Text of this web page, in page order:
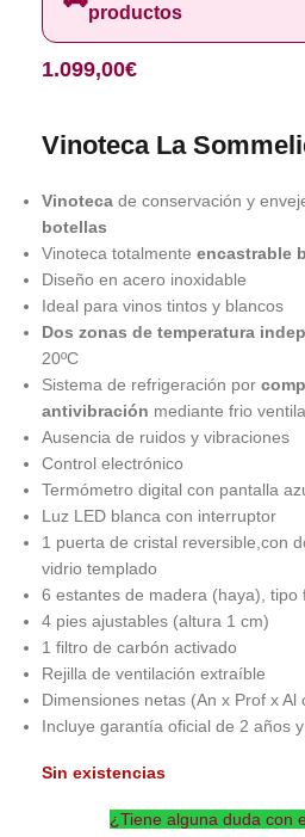
productos
1.099,00€
Vinoteca La
Vinoteca de conservación y
botellas
Vinoteca totalmente encastrable
Diseño en acero inoxidable
Ideal para vinos tintos y blancos
Dos zonas de temperatura
20ºC
Sistema de refrigeración por
antivibración mediante frio
Ausencia de ruidos y vibraciones
Control electrónico
Termómetro digital con pantalla
Luz LED blanca con interruptor
1 puerta de cristal reversible,con
vidrio templado
6 estantes de madera (haya), tipo
4 pies ajustables (altura 1 cm)
1 filtro de carbón activado
Rejilla de ventilación extraíble
Dimensiones netas (An x Prof x Al
Incluye garantía oficial de 2 años
Sin existencias
¿Tiene alguna duda con